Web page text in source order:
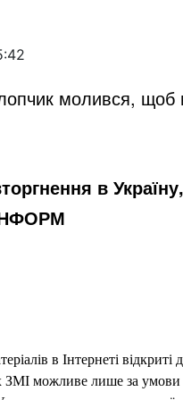
молився, щоб
в
в Інтернеті
ЗМІ можливе лише за